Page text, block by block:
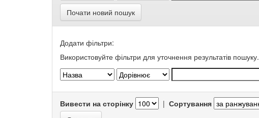
Почати новий пошук
Додати фільтри:
Використовуйте фільтри для уточнення результатів пошуку.
Вивести на сторінку | Сортування